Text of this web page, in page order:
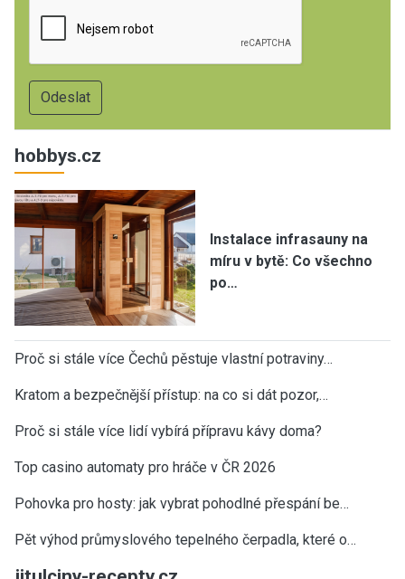
hobbys.cz
Instalace infrasauny na
míru v bytě: Co všechno
po…
Proč si stále více Čechů pěstuje vlastní potraviny…
Kratom a bezpečnější přístup: na co si dát pozor,…
Proč si stále více lidí vybírá přípravu kávy doma?
Top casino automaty pro hráče v ČR 2026
Pohovka pro hosty: jak vybrat pohodlné přespání be…
Pět výhod průmyslového tepelného čerpadla, které o…